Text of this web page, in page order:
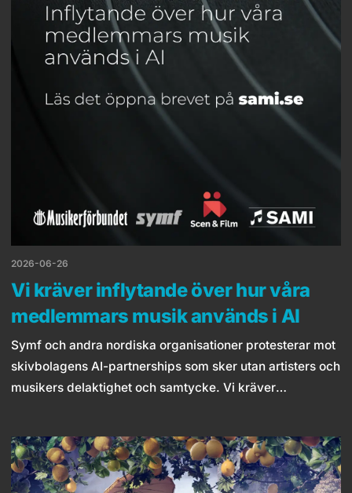
2026-06-26
Vi kräver inflytande över hur våra
medlemmars musik används i AI
Symf och andra nordiska organisationer protesterar mot
skivbolagens AI-partnerships som sker utan artisters och
musikers delaktighet och samtycke. Vi kräver